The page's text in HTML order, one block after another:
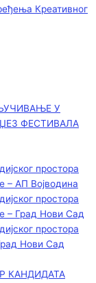
Креативног
У
ФЕСТИВАЛА
простора
– АП Војводинa
простора
– Град Нови Сад
простора
Нови Сад
КАНДИДАТА